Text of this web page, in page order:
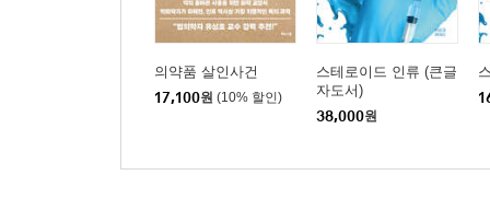
의약품 살인사건
17,100원 (10% 할인)
스테로이드 인류 (큰글
자도서)
38,000원